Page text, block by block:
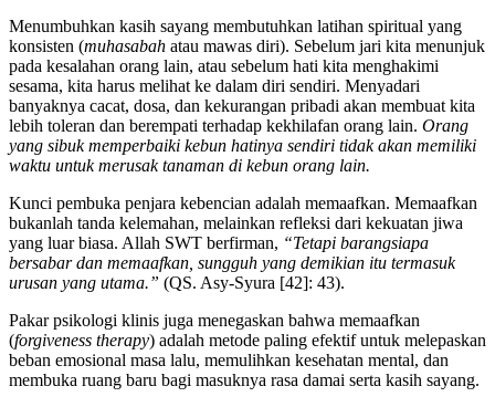
Menumbuhkan kasih sayang membutuhkan latihan spiritual yang
konsisten (muhasabah atau mawas diri). Sebelum jari kita menunjuk
pada kesalahan orang lain, atau sebelum hati kita menghakimi
sesama, kita harus melihat ke dalam diri sendiri. Menyadari
banyaknya cacat, dosa, dan kekurangan pribadi akan membuat kita
lebih toleran dan berempati terhadap kekhilafan orang lain. Orang
yang sibuk memperbaiki kebun hatinya sendiri tidak akan memiliki
waktu untuk merusak tanaman di kebun orang lain.
Kunci pembuka penjara kebencian adalah memaafkan. Memaafkan
bukanlah tanda kelemahan, melainkan refleksi dari kekuatan jiwa
yang luar biasa. Allah SWT berfirman, “Tetapi barangsiapa
bersabar dan memaafkan, sungguh yang demikian itu termasuk
urusan yang utama.” (QS. Asy-Syura [42]: 43).
Pakar psikologi klinis juga menegaskan bahwa memaafkan
(forgiveness therapy) adalah metode paling efektif untuk melepaskan
beban emosional masa lalu, memulihkan kesehatan mental, dan
membuka ruang baru bagi masuknya rasa damai serta kasih sayang.